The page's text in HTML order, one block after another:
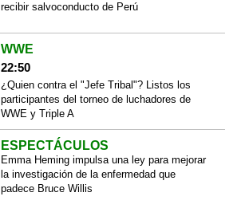
recibir salvoconducto de Perú
WWE
22:50
¿Quien contra el "Jefe Tribal"? Listos los
participantes del torneo de luchadores de
WWE y Triple A
ESPECTÁCULOS
Emma Heming impulsa una ley para mejorar
la investigación de la enfermedad que
padece Bruce Willis